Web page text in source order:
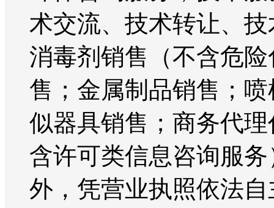
术交流、技术转让、
消毒剂销售（不含危
售；金属制品销售；
似器具销售；商务代
含许可类信息咨询服
外，凭营业执照依法